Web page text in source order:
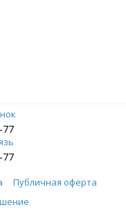
77
77
Публичная оферта